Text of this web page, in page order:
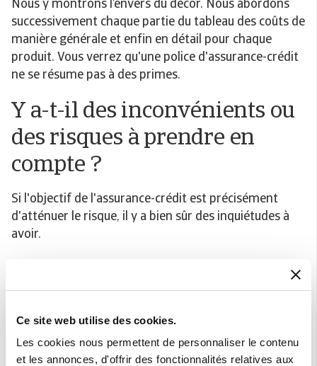
Ce site web utilise des cookies.
Les cookies nous permettent de personnaliser le contenu
et les annonces, d'offrir des fonctionnalités relatives aux
Nous y montrons l’envers du décor. Nous abordons
successivement chaque partie du tableau des coûts de
manière générale et enfin en détail pour chaque
produit. Vous verrez qu'une police d'assurance-crédit
ne se résume pas à des primes.
Y a-t-il des inconvénients ou
des risques à prendre en
compte ?
Si l'objectif de l'assurance-crédit est précisément
d'atténuer le risque, il y a bien sûr des inquiétudes à
avoir.
Tous les risques ne sont pas couverts par défaut. Ce
éventuellement les risques politiques sont courants.
Les factures contestées et, par exemple, les ruptures
de contrat sont exclues.